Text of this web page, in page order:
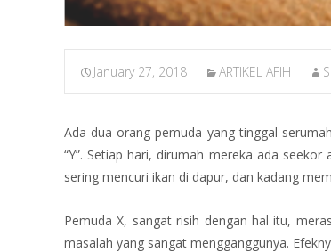
January 27, 2018 ARTIKEL AFIH
Ada dua orang pemuda yang tinggal
“Y”. Setiap hari, dirumah mereka ada
sering mencuri ikan di dapur, dan kadang
Pemuda X, sangat risih dengan hal itu,
masalah yang sangat mengganggunya.